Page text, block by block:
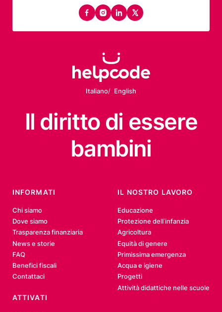
facebook
instagram
linkedin
twitter
Italiano English
Il diritto di essere
bambini
INFORMATI
Chi siamo
Dove siamo
Trasparenza finanziaria
News e storie
FAQ
Benefici fiscali
Contattaci
IL NOSTRO LAVORO
Educazione
Protezione dell’infanzia
Agricoltura
Equità di genere
Primissima emergenza
Acqua e igiene
Progetti
Attività didattiche nelle scuole
ATTIVATI